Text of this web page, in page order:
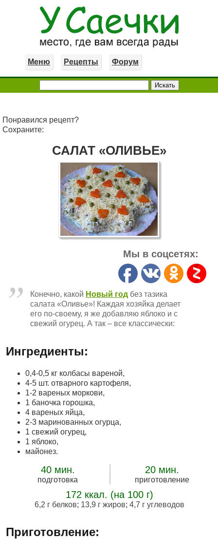
Меню Рецепты Форум
Понравился рецепт?
Сохраните:
САЛАТ «ОЛИВЬЕ»
Мы в соцсетях:
Конечно, какой Новый год без тазика
салата «Оливье»! Каждая хозяйка делает
его по-своему, я же добавляю яблоко и с
свежий огурец. А так – все классически:
Ингредиенты:
0,4-0,5 кг колбасы вареной,
4-5 шт. отварного картофеля,
1-2 вареных моркови,
1 баночка горошка,
4 вареных яйца,
2-3 маринованных огурца,
1 свежий огурец,
1 яблоко,
майонез.
40 мин.
подготовка
20 мин.
приготовление
172 ккал. (на 100 г)
6,2 г белков; 13,9 г жиров; 4,7 г углеводов
Приготовление: